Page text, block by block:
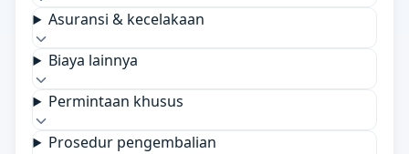
Asuransi & kecelakaan
Biaya lainnya
Permintaan khusus
Prosedur pengembalian